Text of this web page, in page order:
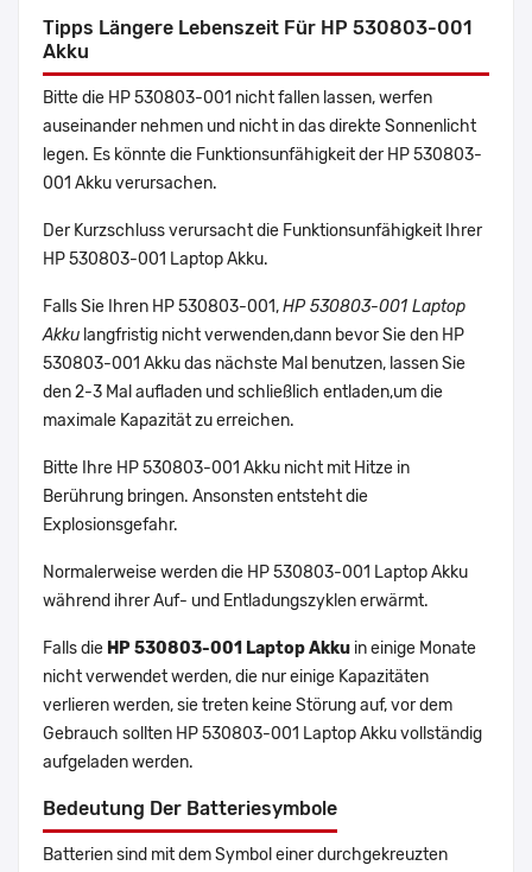
Tipps Längere Lebenszeit Für HP 530803-001
Akku
Bitte die HP 530803-001 nicht fallen lassen, werfen
auseinander nehmen und nicht in das direkte Sonnenlicht
legen. Es könnte die Funktionsunfähigkeit der HP 530803-
001 Akku verursachen.
Der Kurzschluss verursacht die Funktionsunfähigkeit Ihrer
HP 530803-001 Laptop Akku.
Falls Sie Ihren HP 530803-001,HP 530803-001 Laptop
Akku langfristig nicht verwenden,dann bevor Sie den HP
530803-001 Akku das nächste Mal benutzen, lassen Sie
den 2-3 Mal aufladen und schließlich entladen,um die
maximale Kapazität zu erreichen.
Bitte Ihre HP 530803-001 Akku nicht mit Hitze in
Berührung bringen. Ansonsten entsteht die
Explosionsgefahr.
Normalerweise werden die HP 530803-001 Laptop Akku
während ihrer Auf- und Entladungszyklen erwärmt.
Falls die HP 530803-001 Laptop Akku in einige Monate
nicht verwendet werden, die nur einige Kapazitäten
verlieren werden, sie treten keine Störung auf, vor dem
Gebrauch sollten HP 530803-001 Laptop Akku vollständig
aufgeladen werden.
Bedeutung Der Batteriesymbole
Batterien sind mit dem Symbol einer durchgekreuzten